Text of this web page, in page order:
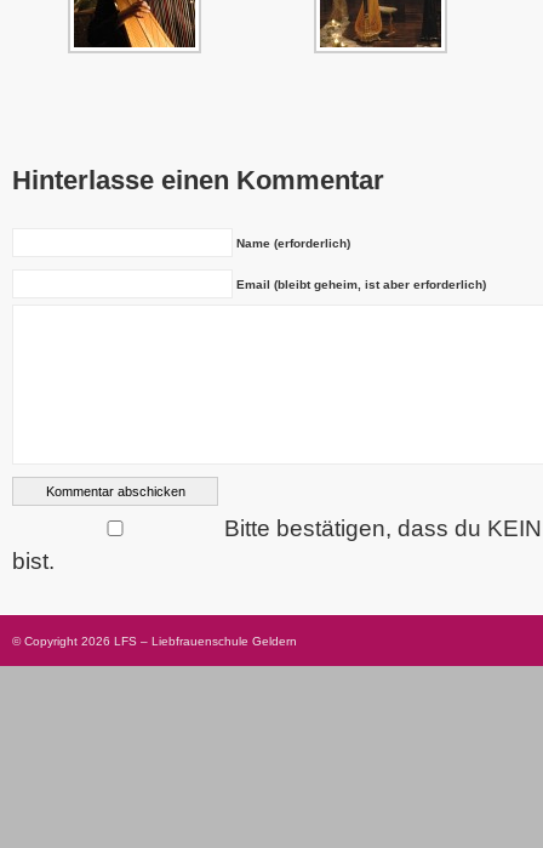
Hinterlasse einen Kommentar
Name (erforderlich)
Email (bleibt geheim, ist aber erforderlich)
Bitte bestätigen, dass du
bist.
© Copyright 2026 LFS – Liebfrauenschule Geldern